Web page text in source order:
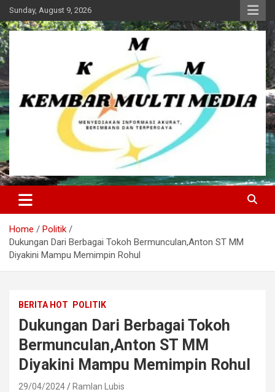
Skip
to
content
Sunday, August 9, 2026
Kembar Multi Media
Home
Politik
Dukungan Dari Berbagai Tokoh Bermunculan,Anton ST MM
Diyakini Mampu Memimpin Rohul
BERITA HOT POLITIK
Dukungan Dari Berbagai Tokoh
Bermunculan,Anton ST MM
Diyakini Mampu Memimpin Rohul
29/04/2024 Ramlan Lubis